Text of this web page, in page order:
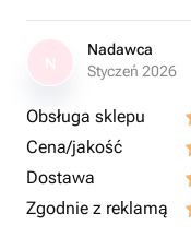
Nadawca
Styczeń 2026
Obsługa sklepu
Cena/jakość
Dostawa
Zgodnie z reklamą